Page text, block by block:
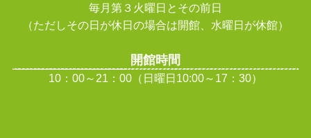
毎月第３火曜日とその前日
（ただしその日が休日の場合は開館、水曜日が休館）
開館時間
10：00～21：00（日曜日10:00～17：30）